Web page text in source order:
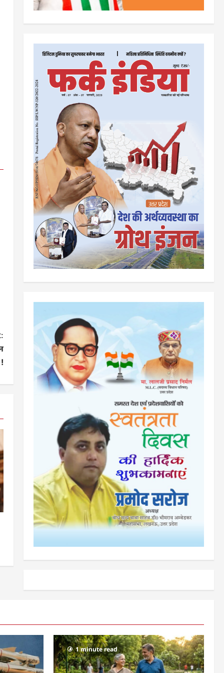
1 minute read